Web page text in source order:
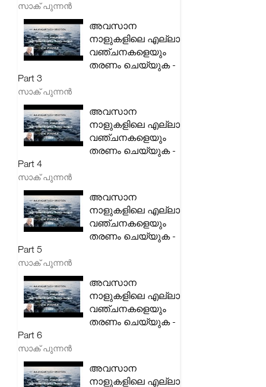
സാക് പുന്നൻ
അവസാന
നാളുകളിലെ എല്ലാ
വഞ്ചനകളെയും
തരണം ചെയ്യുക -
Part 3
സാക് പുന്നൻ
അവസാന
നാളുകളിലെ എല്ലാ
വഞ്ചനകളെയും
തരണം ചെയ്യുക -
Part 4
സാക് പുന്നൻ
അവസാന
നാളുകളിലെ എല്ലാ
വഞ്ചനകളെയും
തരണം ചെയ്യുക -
Part 5
സാക് പുന്നൻ
അവസാന
നാളുകളിലെ എല്ലാ
വഞ്ചനകളെയും
തരണം ചെയ്യുക -
Part 6
സാക് പുന്നൻ
അവസാന
നാളുകളിലെ എല്ലാ